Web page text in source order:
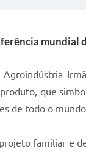
mundial
que
de todo o mundo.
familiar e